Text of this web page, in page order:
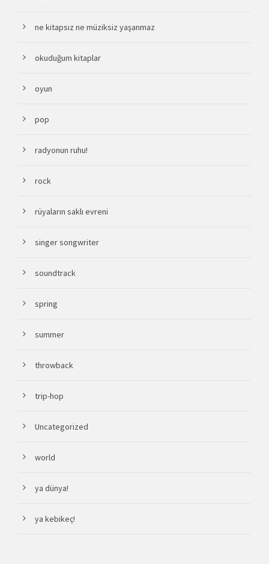
ne kitapsız ne müziksiz yaşanmaz
okuduğum kitaplar
oyun
pop
radyonun ruhu!
rock
rüyaların saklı evreni
singer songwriter
soundtrack
spring
summer
throwback
trip-hop
Uncategorized
world
ya dünya!
ya kebikeç!